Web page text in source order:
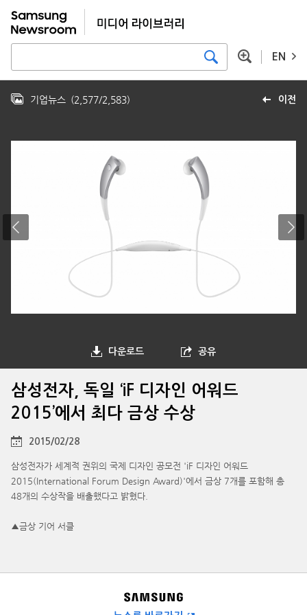
EN
이전
기업뉴스 (2,577/2,583)
다운로드 공유
삼성전자, 독일 ‘iF 디자인 어워드
2015’에서 최다 금상 수상
2015/02/28
삼성전자가 세계적 권위의 국제 디자인 공모전 'iF 디자인 어워드
2015(International Forum Design Award)'에서 금상 7개를 포함해 총
48개의 수상작을 배출했다고 밝혔다.
▲금상 기어 서클